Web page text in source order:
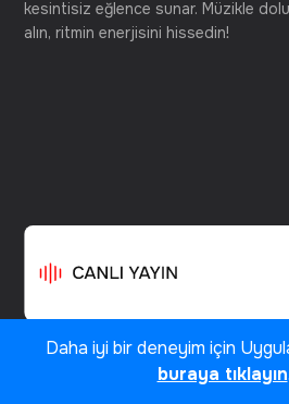
Daha iyi bir deneyim için
buraya tıklayın.
kesintisiz eğlence sunar. Müzikle
alın, ritmin enerjisini hissedin!
Anasayfa